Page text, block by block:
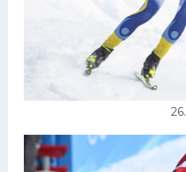
26.